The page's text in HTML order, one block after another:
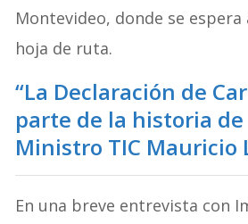
Montevideo, donde se espera
hoja de ruta.
“La Declaración de
parte de la historia de
Ministro TIC Mauricio
En una breve entrevista con